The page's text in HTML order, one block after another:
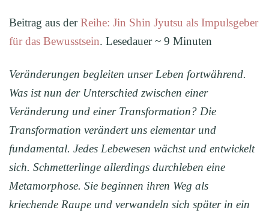
Beitrag aus derReihe: Jin Shin Jyutsu als Impulsgeber
für das Bewusstsein. Lesedauer ~ 9 Minuten
Veränderungen begleiten unser Leben fortwährend.
Was ist nun der Unterschied zwischen einer
Veränderung und einer Transformation? Die
Transformation verändert uns elementar und
fundamental. Jedes Lebewesen wächst und entwickelt
sich. Schmetterlinge allerdings durchleben eine
Metamorphose. Sie beginnen ihren Weg als
kriechende Raupe und verwandeln sich später in ein